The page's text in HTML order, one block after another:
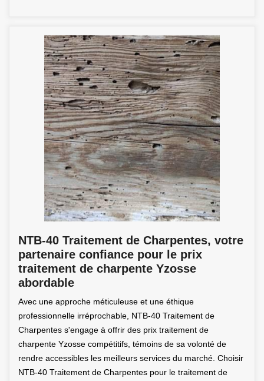
NTB-40 Traitement de Charpentes, votre
partenaire confiance pour le prix
traitement de charpente Yzosse
abordable
Avec une approche méticuleuse et une éthique
professionnelle irréprochable, NTB-40 Traitement de
Charpentes s'engage à offrir des prix traitement de
charpente Yzosse compétitifs, témoins de sa volonté de
rendre accessibles les meilleurs services du marché. Choisir
NTB-40 Traitement de Charpentes pour le traitement de